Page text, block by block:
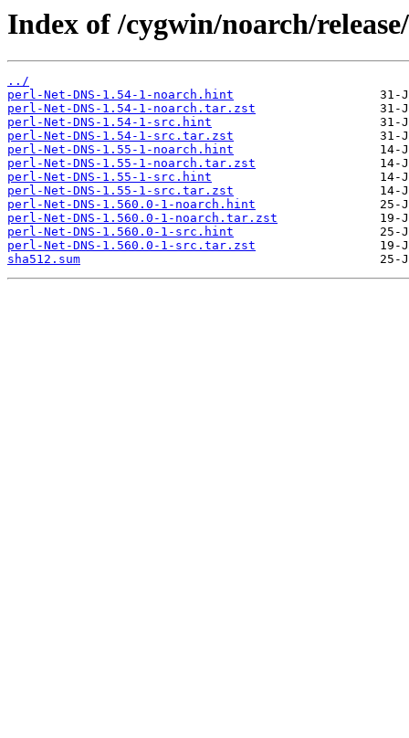
Index of /cygwin/noarch/
../
perl-Net-DNS-1.54-1-noarch.hint
perl-Net-DNS-1.54-1-noarch.tar.zst
perl-Net-DNS-1.54-1-src.hint
perl-Net-DNS-1.54-1-src.tar.zst
perl-Net-DNS-1.55-1-noarch.hint
perl-Net-DNS-1.55-1-noarch.tar.zst
perl-Net-DNS-1.55-1-src.hint
perl-Net-DNS-1.55-1-src.tar.zst
perl-Net-DNS-1.560.0-1-noarch.hint
perl-Net-DNS-1.560.0-1-noarch.tar.zst
perl-Net-DNS-1.560.0-1-src.hint
perl-Net-DNS-1.560.0-1-src.tar.zst
sha512.sum